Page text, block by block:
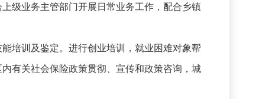
级业务主管部门开展日常业务工作，配合乡镇
培训及鉴定。进行创业培训，就业困难对象帮
有关社会保险政策贯彻、宣传和政策咨询，城